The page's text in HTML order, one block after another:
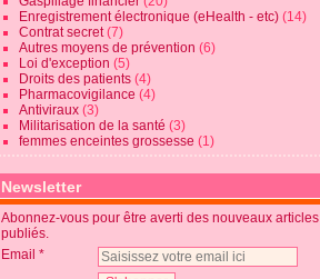
Enregistrement électronique (eHealth - etc) (14)
Contrat secret(7)
Autres moyens de prévention (6)
Loi d'exception (5)
Droits des patients (4)
Pharmacovigilance (4)
Antiviraux (3)
Militarisation de la santé (3)
femmes enceintes grossesse (1)
Newsletter
Abonnez-vous pour être averti des nouveaux articles
publiés.
Email